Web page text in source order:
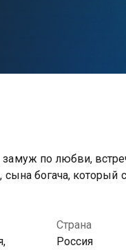
по любви,
сына богача,
Страна
Россия